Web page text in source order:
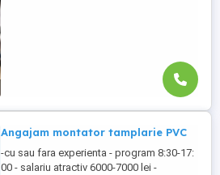
Angajam montator tamplarie PVC
-cu sau fara experienta - program 8:30-17:
00 - salariu atractiv 6000-7000 lei -